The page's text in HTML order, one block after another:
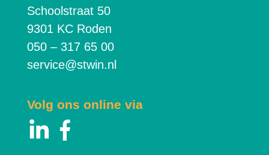
Schoolstraat 50
9301 KC Roden
050 – 317 65 00
service@stwin.nl
Volg ons online via